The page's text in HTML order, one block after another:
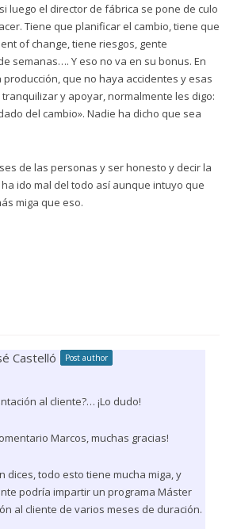
luego el director de fábrica se pone de culo
Tiene que planificar el cambio, tiene que
of change, tiene riesgos, gente
semanas…. Y eso no va en su bonus. En
que no haya accidentes y esas
tranquilizar y apoyar, normalmente les digo:
del cambio». Nadie ha dicho que sea
de las personas y ser honesto y decir la
ido mal del todo así aunque intuyo que
miga que eso.
Castelló Post author
al cliente?… ¡Lo dudo!
Marcos, muchas gracias!
dices, todo esto tiene mucha miga, y
podría impartir un programa Máster
al cliente de varios meses de duración.